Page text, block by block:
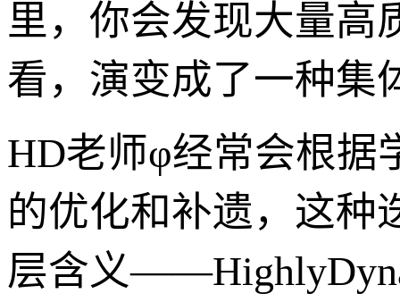
里，你会发现大量高
看，演变成了一种集
HD老师φ经常会根据
的优化和补遗，这种
层含义